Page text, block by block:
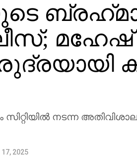
മഹേഷ്
നടന്ന
2025